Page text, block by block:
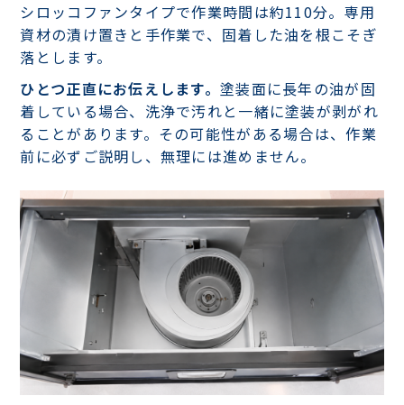
シロッコファンタイプで作業時間は約110分。専用
資材の漬け置きと手作業で、固着した油を根こそぎ
落とします。
ひとつ正直にお伝えします。塗装面に長年の油が固
着している場合、洗浄で汚れと一緒に塗装が剥がれ
ることがあります。その可能性がある場合は、作業
前に必ずご説明し、無理には進めません。